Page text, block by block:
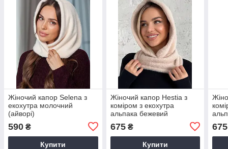
Жіночий капор Selena з
екохутра молочний
(айворі)
590 ₴
Купити
Жіночий капор Hestia з
коміром з екохутра
альпака бежевий
675₴
Купити
675